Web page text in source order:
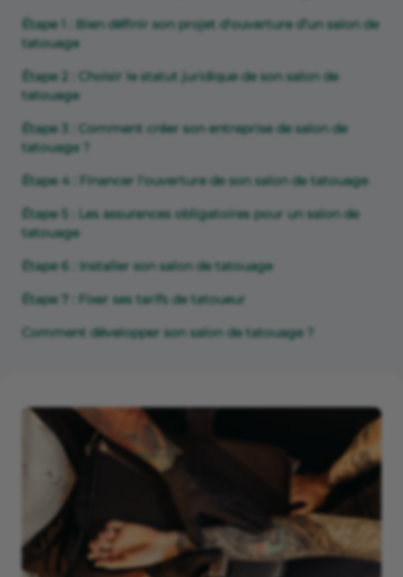
Étape 1 : Bien définir son projet d'ouverture d’un salon de
tatouage
Étape 2 : Choisir le statut juridique de son salon de
tatouage
Étape 3 : Comment créer son entreprise de salon de
tatouage ?
Étape 4 : Financer l'ouverture de son salon de tatouage
Étape 5 : Les assurances obligatoires pour un salon de
tatouage
Étape 6 : Installer son salon de tatouage
Étape 7 : Fixer ses tarifs de tatoueur
Comment développer son salon de tatouage ?